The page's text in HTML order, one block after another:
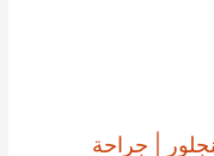
| جراحة